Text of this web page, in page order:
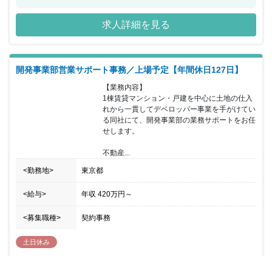
のある方はおすすめです。
求人詳細を見る
開発事業部営業サポート事務／上場予定【年間休日127日】
【業務内容】
1棟賃貸マンション・戸建を中心に土地の仕入
れから一貫してデベロッパー事業を手がけてい
る同社にて、開発事業部の業務サポートをお任
せします。
不動産...
<勤務地> 東京都
<給与> 年収 420万円 ～
<募集職種> 契約事務
土日休み